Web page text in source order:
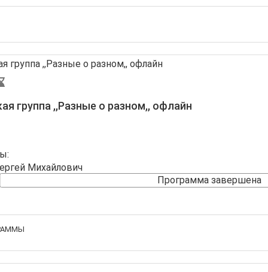
группа ,,Разные о разном,, офлайн
Михайлович
Программа завершена